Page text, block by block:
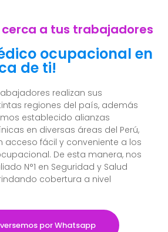
a tus trabajadores
ocupacional en
de ti!
realizan sus
regiones del país, además
establecido alianzas
en diversas áreas del Perú,
acceso fácil y conveniente a los
De esta manera, nos
N°1 en Seguridad y Salud
cobertura a nivel
por Whatsapp